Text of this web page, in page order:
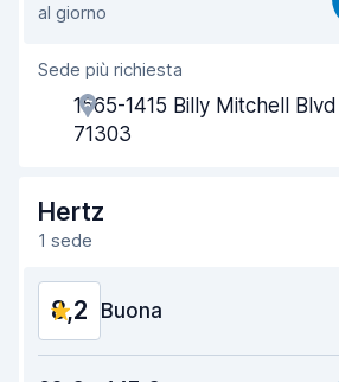
Facile da trovare
Gentilezza degli agenti
Rapidità del ritiro
Pulizia del veicolo
Condizioni dell'auto
al giorno
Sede più richiesta
1565-1415 Billy Mitchell
71303
Hertz
1 sede
8,2 Buona